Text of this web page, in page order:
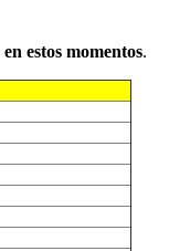
en estos momentos.